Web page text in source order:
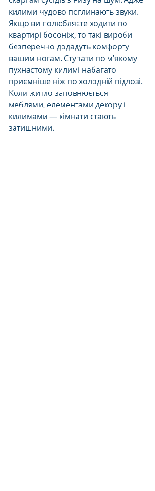
килими чудово поглинають звуки.
Якщо ви полюбляєте ходити по
квартирі босоніж, то такі вироби
безперечно додадуть комфорту
вашим ногам. Ступати по м’якому
пухнастому килимі набагато
приємніше ніж по холодній підлозі.
Коли житло заповнюється
меблями, елементами декору і
килимами — кімнати стають
затишними.